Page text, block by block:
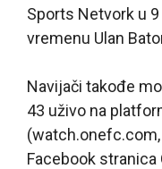
Sports Netvork u
vremenu Ulan
Navijači takođe
43 uživo na
(watch.onefc.com,
Facebook stranica